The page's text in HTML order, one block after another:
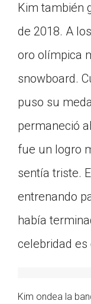
Kim también
de 2018. A
oro olímpica
snowboard.
puso su
permaneció
fue un logro
sentía triste.
entrenando
había
celebridad es
Kim ondea la